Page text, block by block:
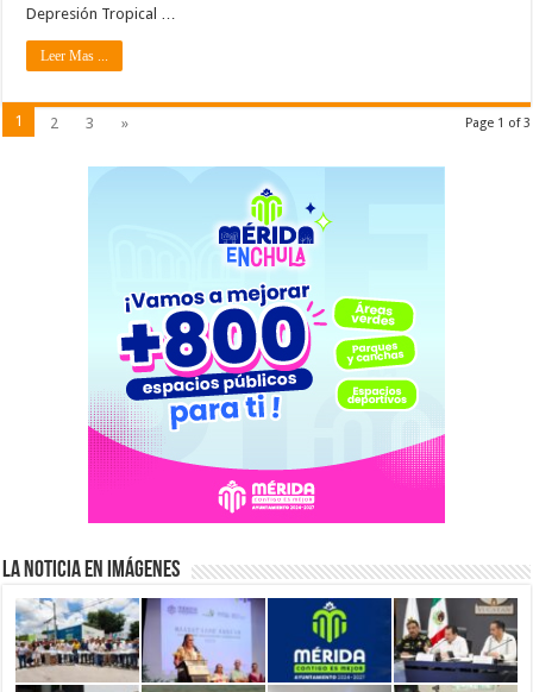
Depresión Tropical …
Leer Mas ...
Page 1 of 3
1 2 3 »
La Noticia en Imágenes